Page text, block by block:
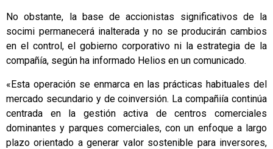
No obstante, la base de accionistas significativos de la
socimi permanecerá inalterada y no se producirán cambios
en el control, el gobierno corporativo ni la estrategia de la
compañía, según ha informado Helios en un comunicado.
«Esta operación se enmarca en las prácticas habituales del
mercado secundario y de coinversión. La compañiía continúa
centrada en la gestión activa de centros comerciales
dominantes y parques comerciales, con un enfoque a largo
plazo orientado a generar valor sostenible para inversores,